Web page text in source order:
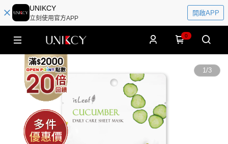
UNIKCY
立刻使用官方APP
開啟APP
0
1/3